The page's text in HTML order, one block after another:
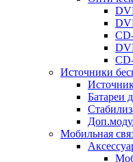
Источники
Батареи
Мобильная